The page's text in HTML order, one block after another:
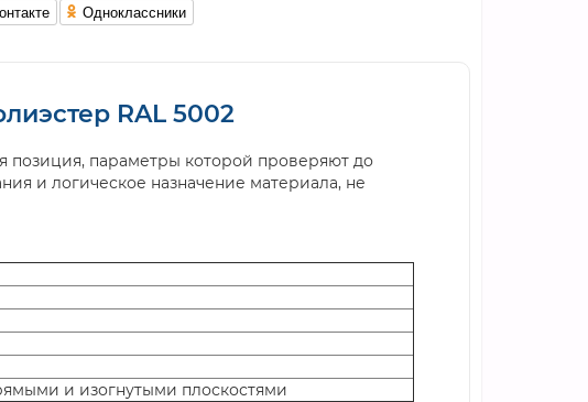
Одноклассники
RAL 5002
позиция, параметры которой проверяют до
и логическое назначение материала, не
и изогнутыми плоскостями